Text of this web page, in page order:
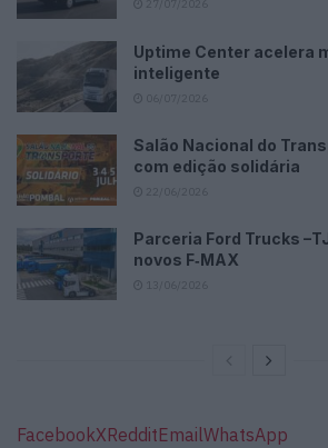
Uptime Center acelera
inteligente
Salão Nacional do
com edição solidária
Parceria Ford Trucks
novos F‑MAX
FacebookXRedditEmailWhatsApp